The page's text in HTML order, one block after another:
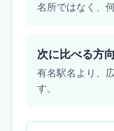
名所ではなく、
次に比べる方向
有名駅名より、
す。